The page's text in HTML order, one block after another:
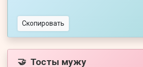
Скопировать
🤝 Тосты мужу